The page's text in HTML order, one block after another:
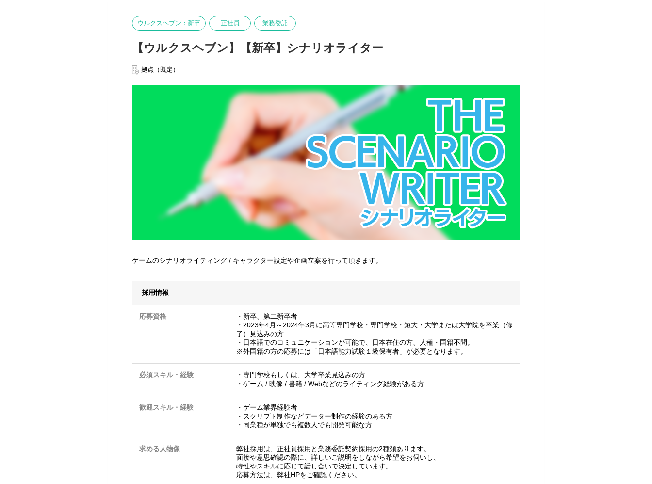
ウルクスヘブン：新卒 正社員 業務委託
【ウルクスヘブン】【新卒】シナリオライター
拠点（既定）
ゲームのシナリオライティング / キャラクター設定や企画立案を行って頂きます。
採用情報
応募資格
・新卒、第二新卒者
・2023年4月～2024年3月に高等専門学校・専門学校・短大・大学または大学院を卒業（修
了）見込みの方
・日本語でのコミュニケーションが可能で、日本在住の方、人種・国籍不問。
※外国籍の方の応募には「日本語能力試験１級保有者」が必要となります。
必須スキル・経験
・専門学校もしくは、大学卒業見込みの方
・ゲーム / 映像 / 書籍 / Webなどのライティング経験がある方
歓迎スキル・経験
・ゲーム業界経験者
・スクリプト制作などデーター制作の経験のある方
・同業種が単独でも複数人でも開発可能な方
求める人物像
弊社採用は、正社員採用と業務委託契約採用の2種類あります。
面接や意思確認の際に、詳しいご説明をしながら希望をお伺いし、
特性やスキルに応じて話し合いで決定しています。
応募方法は、弊社HPをご確認ください。